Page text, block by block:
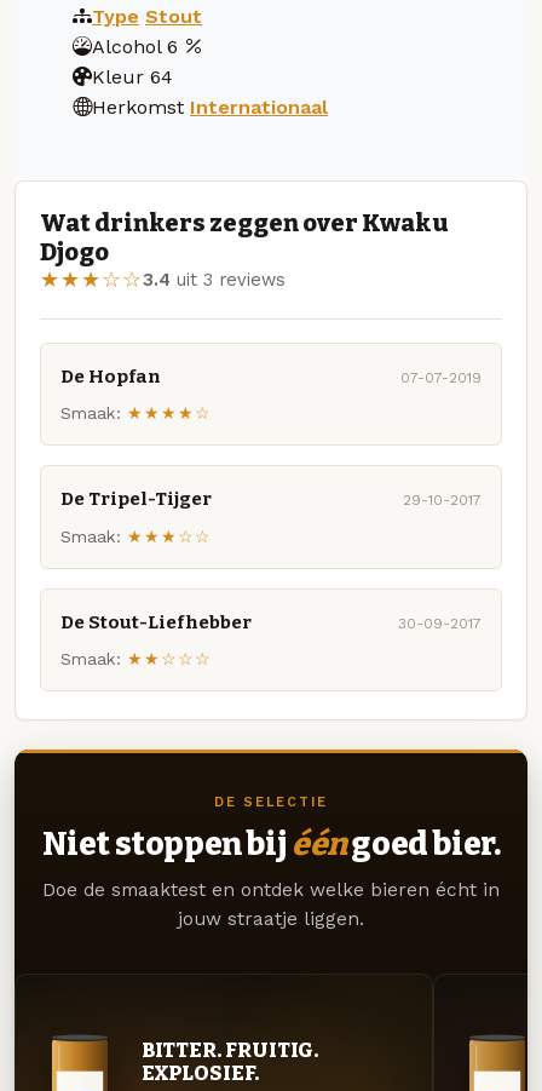
Type Stout
Alcohol 6
Kleur 64
Herkomst Internationaal
Wat drinkers zeggen over Kwaku
Djogo
★★★☆☆3.4 uit 3 reviews
De Hopfan 07-07-2019
Smaak: ★★★★☆
De Tripel-Tijger 29-10-2017
Smaak: ★★★☆☆
De Stout-Liefhebber 30-09-2017
Smaak: ★★☆☆☆
DE SELECTIE
Niet stoppen bij ééngoed bier.
Doe de smaaktest en ontdek welke bieren écht in
jouw straatje liggen.
BITTER. FRUITIG.
EXPLOSIEF.